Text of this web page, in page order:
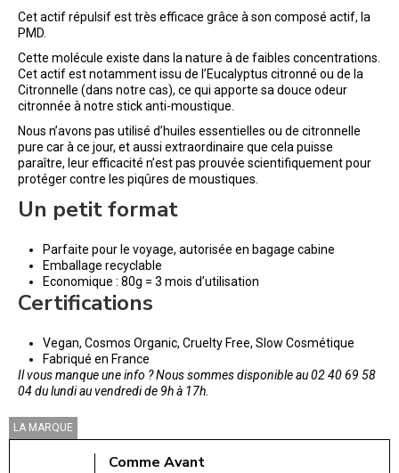
Cet actif répulsif est très efficace grâce à son composé actif, la
PMD.
Cette molécule existe dans la nature à de faibles concentrations.
Cet actif est notamment issu de l’Eucalyptus citronné ou de la
Citronnelle (dans notre cas), ce qui apporte sa douce odeur
citronnée à notre stick anti-moustique.
Nous n’avons pas utilisé d’huiles essentielles ou de citronnelle
pure car à ce jour, et aussi extraordinaire que cela puisse
paraître, leur efficacité n’est pas prouvée scientifiquement pour
protéger contre les piqûres de moustiques.
Un petit format
Parfaite pour le voyage, autorisée en bagage cabine
Emballage recyclable
Economique : 80g = 3 mois d’utilisation
Certifications
Vegan, Cosmos Organic, Cruelty Free, Slow Cosmétique
Fabriqué en France
Il vous manque une info ? Nous sommes disponible au 02 40 69 58
04 du lundi au vendredi de 9h à 17h.
LA MARQUE
Comme Avant